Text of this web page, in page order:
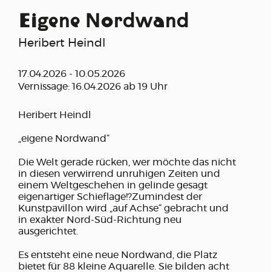
Eigene Nordwand
Heribert Heindl
17.04.2026 - 10.05.2026
Vernissage: 16.04.2026 ab 19 Uhr
Heribert Heindl
„eigene Nordwand“
Die Welt gerade rücken, wer möchte das nicht
in diesen verwirrend unruhigen Zeiten und
einem Weltgeschehen in gelinde gesagt
eigenartiger Schieflage!?Zumindest der
Kunstpavillon wird „auf Achse“ gebracht und
in exakter Nord-Süd-Richtung neu
ausgerichtet.
Es entsteht eine neue Nordwand, die Platz
bietet für 88 kleine Aquarelle. Sie bilden acht